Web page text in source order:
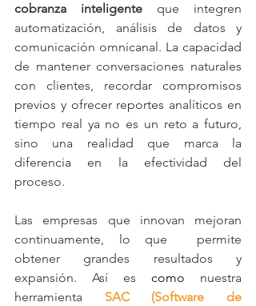
cobranza inteligente que integren
automatización, análisis de datos y
comunicación omnicanal. La capacidad
de mantener conversaciones naturales
con clientes, recordar compromisos
previos y ofrecer reportes analíticos en
tiempo real ya no es un reto a futuro,
sino una realidad que marca la
diferencia en la efectividad del
proceso.
Las empresas que innovan mejoran
continuamente, lo que  permite
obtener grandes resultados y
expansión. Así es como nuestra
herramienta SAC (Software de